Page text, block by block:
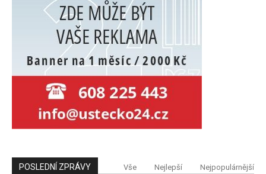
POSLEDNÍ ZPRÁVY Vše Nejlepší Nejpopulárnější